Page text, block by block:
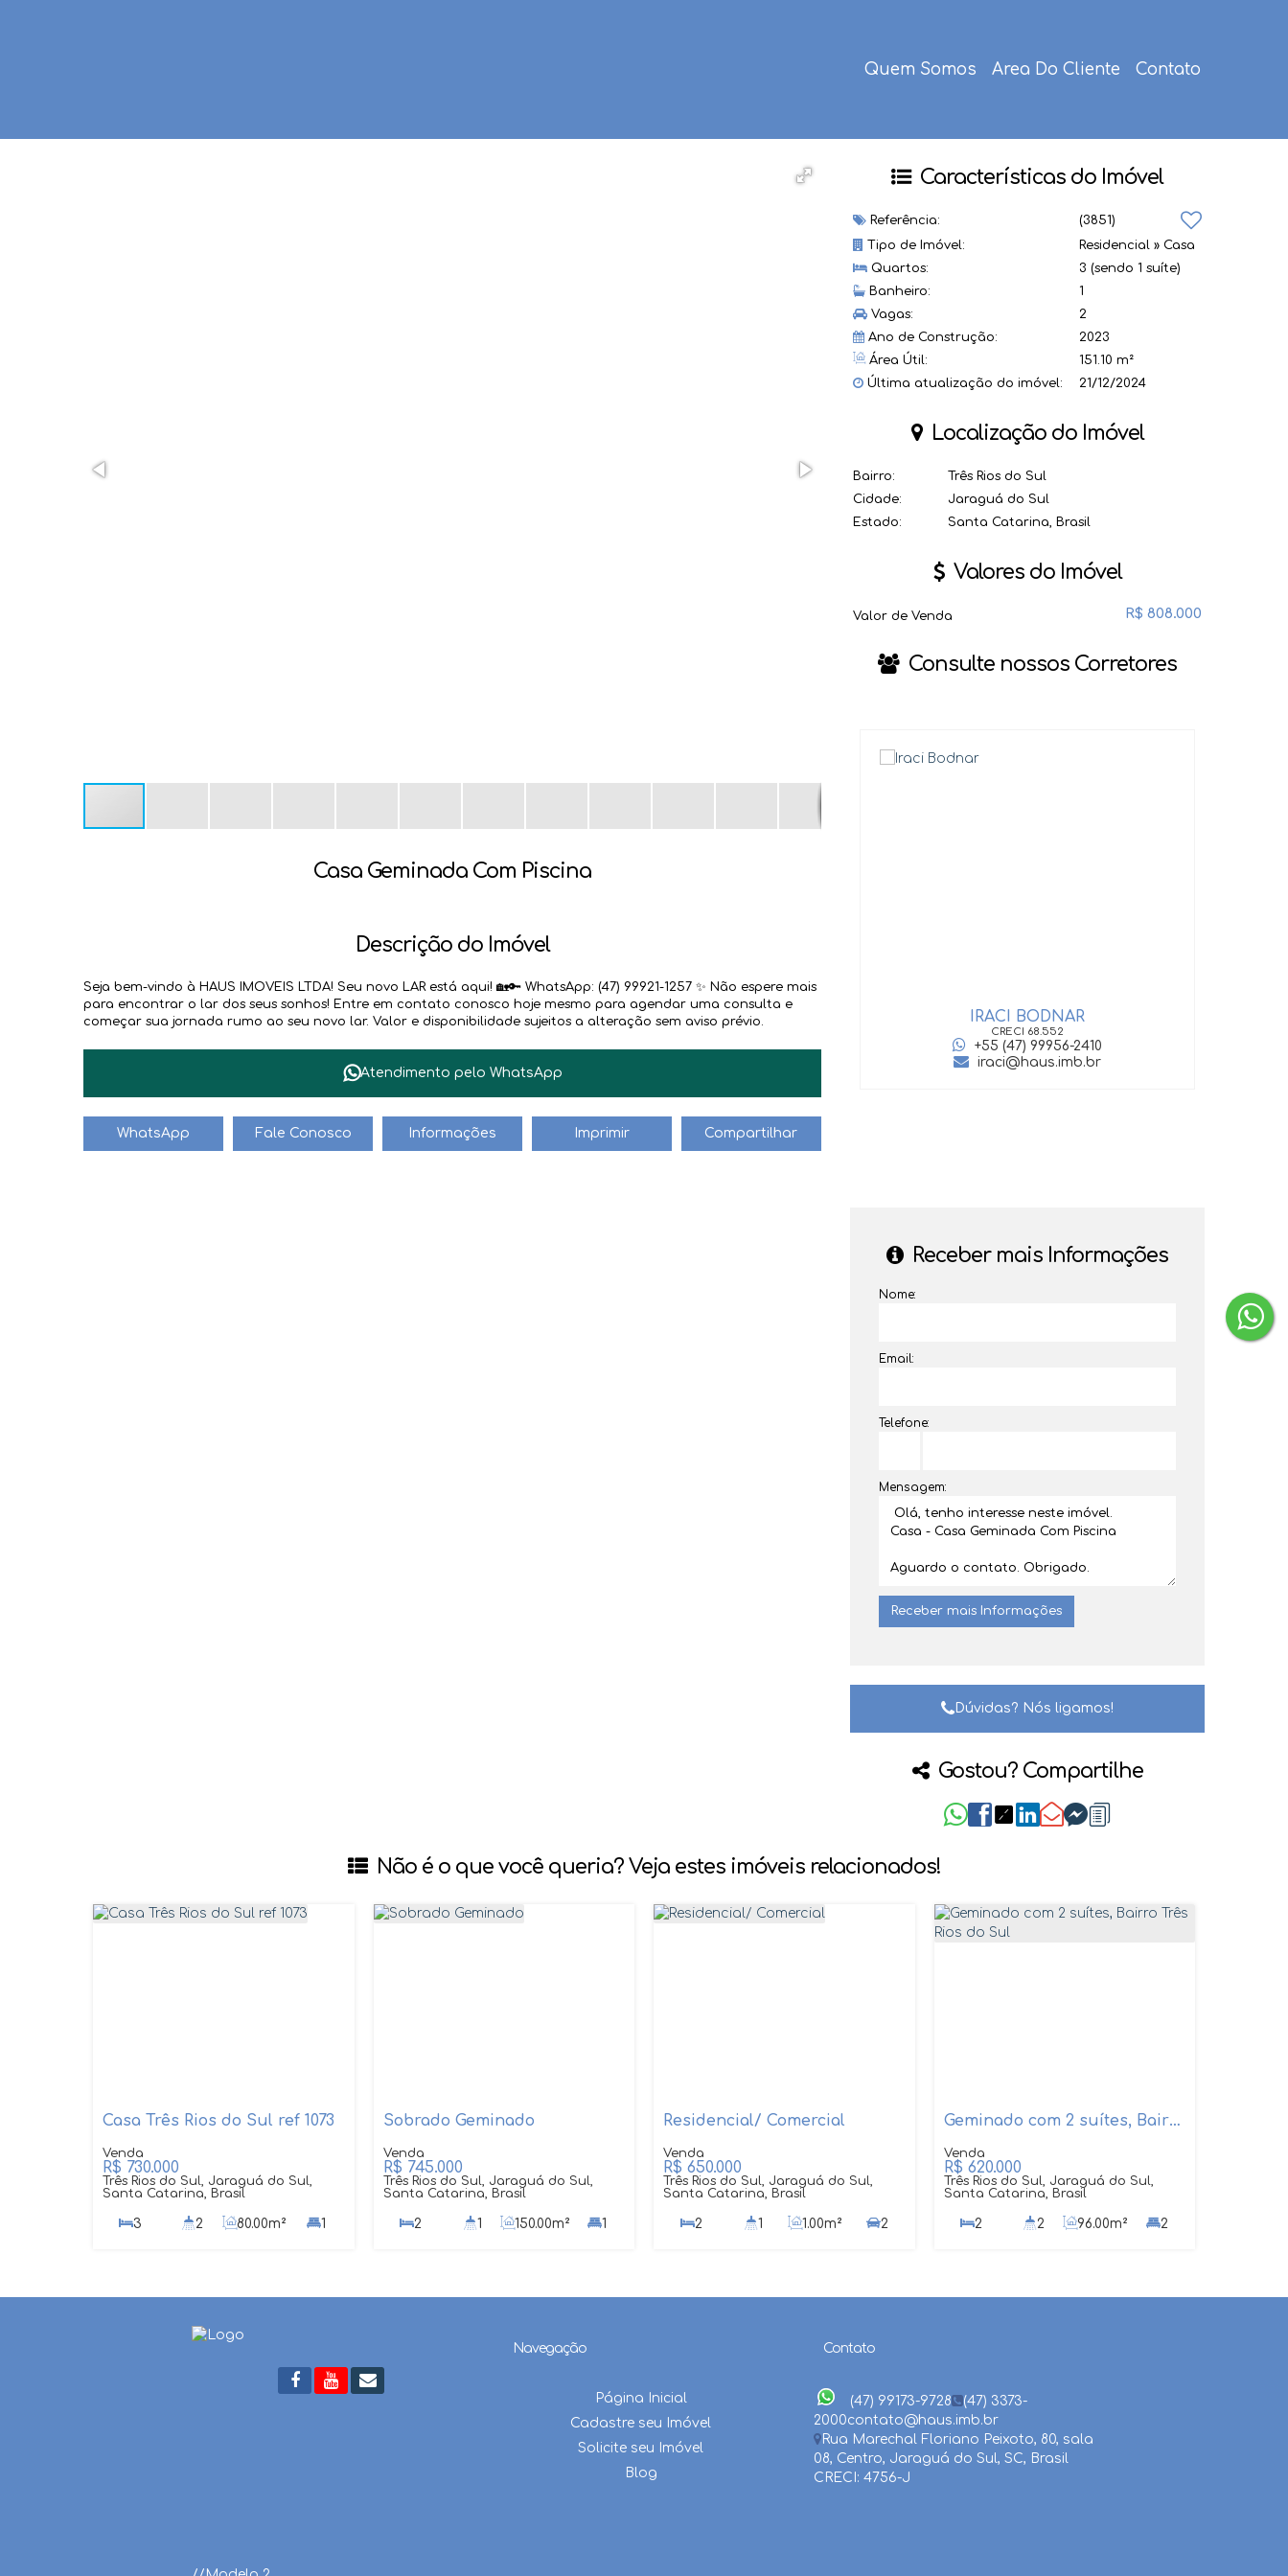
Quem Somos Area Do Cliente Contato
Casa Geminada Com Piscina
Descrição do Imóvel
Seja bem-vindo à HAUS IMOVEIS LTDA! Seu novo LAR está aqui! 🏡🔑 WhatsApp: (47) 99921-1257 ✨ Não espere mais
para encontrar o lar dos seus sonhos! Entre em contato conosco hoje mesmo para agendar uma consulta e
começar sua jornada rumo ao seu novo lar. Valor e disponibilidade sujeitos a alteração sem aviso prévio.
Atendimento pelo WhatsApp
WhatsApp Fale Conosco Informações Imprimir Compartilhar
Características do Imóvel
Referência:
(3851)
Tipo de Imóvel:
Residencial » Casa
Quartos:
3 (sendo 1 suíte)
Banheiro:
1
Vagas:
2
Ano de Construção:
2023
Área Útil:
151.10 m²
Última atualização do imóvel:
21/12/2024
Localização do Imóvel
Bairro:
Três Rios do Sul
Cidade:
Jaraguá do Sul
Estado:
Santa Catarina, Brasil
Valores do Imóvel
R$ 808.000
Valor de Venda
Consulte nossos Corretores
JAIR BILESKI
+55 (47) 99612-4704
IRACI BODNAR
CRECI 68.552
+55 (47) 99956-2410
iraci@haus.imb.br
Receber mais Informações
Nome:
Email:
Telefone:
Mensagem:
Dúvidas? Nós ligamos!
Gostou? Compartilhe
Não é o que você queria? Veja estes imóveis relacionados!
Casa Três Rios do Sul ref 1073
R$ 730.000
Três Rios do Sul, Jaraguá do Sul,
Santa Catarina, Brasil
3 2 80.00m²
1
Sobrado Geminado
R$ 745.000
Três Rios do Sul, Jaraguá do Sul,
Santa Catarina, Brasil
2 1 150.00m²
1
Residencial/ Comercial
R$ 650.000
Três Rios do Sul, Jaraguá do Sul,
Santa Catarina, Brasil
2 1 1.00m²
2
Geminado com 2 suítes, Bairro Três Rios do Sul
R$ 620.000
Três Rios do Sul, Jaraguá do Sul,
Santa Catarina, Brasil
2 2 96.00m²
2
Navegação
Página Inicial
Cadastre seu Imóvel
Solicite seu Imóvel
Blog
Contato
(47) 99173-9728
(47) 3373-
2000contato@haus.imb.br
Rua Marechal Floriano Peixoto, 80, sala
08, Centro, Jaraguá do Sul, SC, Brasil
CRECI: 4756-J